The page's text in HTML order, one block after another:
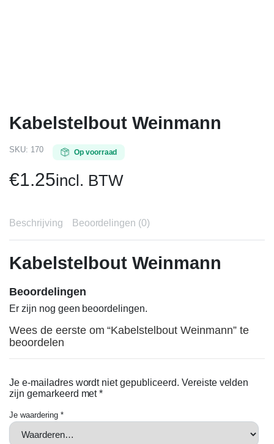
Kabelstelbout Weinmann
SKU: 170 Op voorraad
€1.25incl. BTW
Beschrijving Beoordelingen (0)
Kabelstelbout Weinmann
Beoordelingen
Er zijn nog geen beoordelingen.
Wees de eerste om “Kabelstelbout Weinmann” te
beoordelen
Je e-mailadres wordt niet gepubliceerd. Vereiste velden
zijn gemarkeerd met*
Je waardering *